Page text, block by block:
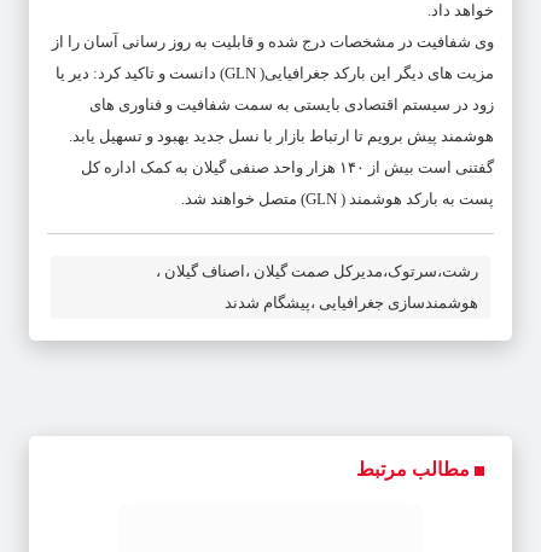
خواهد داد.
وی شفافیت در مشخصات درج شده و قابلیت به روز رسانی آسان را از
مزیت های دیگر این بارکد جغرافیایی( GLN) دانست و تاکید کرد: دیر یا
زود در سیستم اقتصادی بایستی به سمت شفافیت و فناوری های
هوشمند پیش برویم تا ارتباط بازار با نسل جدید بهبود و تسهیل یابد.
گفتنی است بیش از ۱۴۰ هزار واحد صنفی گیلان به کمک اداره کل
پست به بارکد هوشمند ( GLN) متصل خواهند شد.
رشت،سرتوک،مدیرکل صمت گیلان ،اصناف گیلان ،
هوشمندسازی جغرافیایی ،پیشگام شدند
مطالب مرتبط